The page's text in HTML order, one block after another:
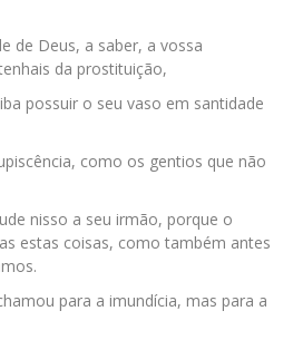
de Deus, a saber, a vossa
da prostituição,
possuir o seu vaso em santidade
como os gentios que não
nisso a seu irmão, porque o
estas coisas, como também antes
para a imundícia, mas para a